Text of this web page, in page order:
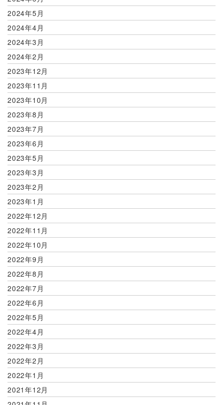
2024年5月
2024年4月
2024年3月
2024年2月
2023年12月
2023年11月
2023年10月
2023年8月
2023年7月
2023年6月
2023年5月
2023年3月
2023年2月
2023年1月
2022年12月
2022年11月
2022年10月
2022年9月
2022年8月
2022年7月
2022年6月
2022年5月
2022年4月
2022年3月
2022年2月
2022年1月
2021年12月